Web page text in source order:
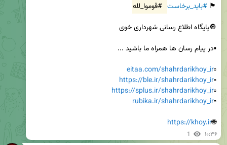
🏴 #باید_برخاست #قوموا_لله
▫️
eitaa.com/shahrdarikhoy_ir
▫️
https://ble.ir/shahrdarikhoy_ir
▫️
https://splus.ir/shahrdarikhoy_ir
▫️
rubika.ir/shahrdarikhoy_ir
🌐
https://khoy.ir
1 ۱۰:۳۶